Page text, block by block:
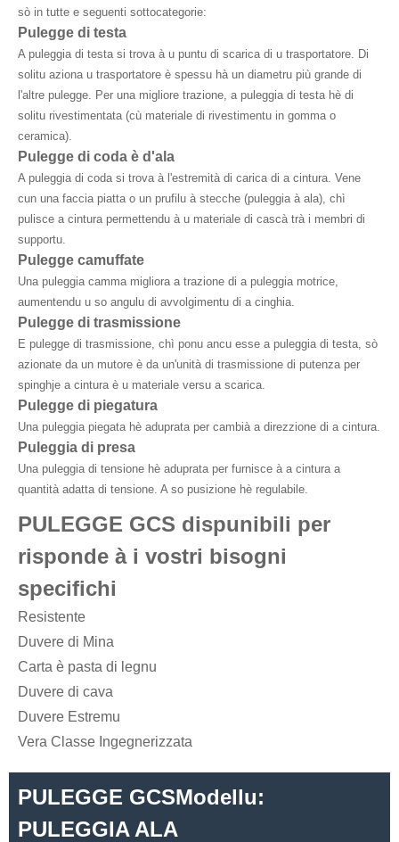
sò in tutte e seguenti sottocategorie:
Pulegge di testa
A puleggia di testa si trova à u puntu di scarica di u trasportatore. Di
solitu aziona u trasportatore è spessu hà un diametru più grande di
l'altre pulegge. Per una migliore trazione, a puleggia di testa hè di
solitu rivestimentata (cù materiale di rivestimentu in gomma o
ceramica).
Pulegge di coda è d'ala
A puleggia di coda si trova à l'estremità di carica di a cintura. Vene
cun una faccia piatta o un prufilu à stecche (puleggia à ala), chì
pulisce a cintura permettendu à u materiale di cascà trà i membri di
supportu.
Pulegge camuffate
Una puleggia camma migliora a trazione di a puleggia motrice,
aumentendu u so angulu di avvolgimentu di a cinghia.
Pulegge di trasmissione
E pulegge di trasmissione, chì ponu ancu esse a puleggia di testa, sò
azionate da un mutore è da un'unità di trasmissione di putenza per
spinghje a cintura è u materiale versu a scarica.
Pulegge di piegatura
Una puleggia piegata hè aduprata per cambià a direzzione di a cintura.
Puleggia di presa
Una puleggia di tensione hè aduprata per furnisce à a cintura a
quantità adatta di tensione. A so pusizione hè regulabile.
PULEGGE GCS dispunibili per
risponde à i vostri bisogni
specifichi
Resistente
Duvere di Mina
Carta è pasta di legnu
Duvere di cava
Duvere Estremu
Vera Classe Ingegnerizzata
PULEGGE GCSModellu:
PULEGGIA ALA